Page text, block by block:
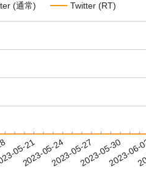
(通常) Twitter (RT)
05-21
2023-05-242023-05-272023-05-30
2023-